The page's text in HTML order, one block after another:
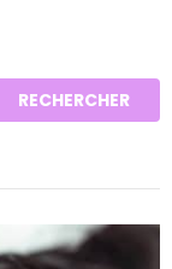
RECHERCHER